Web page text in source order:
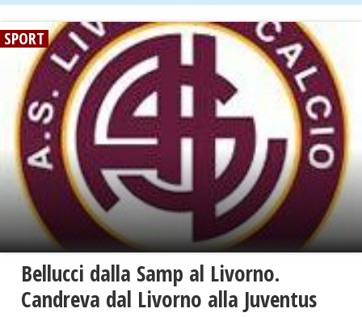
SPORT
Bellucci dalla Samp al Livorno.
Candreva dal Livorno alla Juventus